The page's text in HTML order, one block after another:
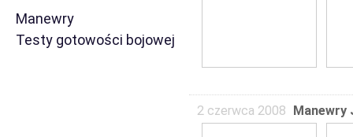
Manewry
Testy gotowości bojowej
2 czerwca 2008 Manewry